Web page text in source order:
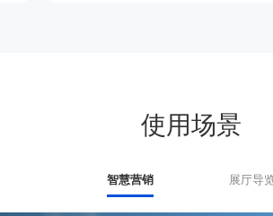
使用场景
智慧营销 展厅导